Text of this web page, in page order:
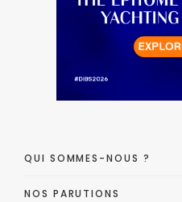
QUI SOMMES-NOUS ?
NOS PARUTIONS